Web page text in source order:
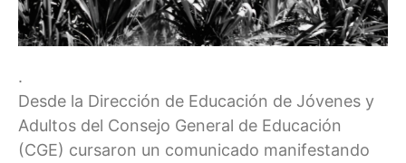
.
Desde la Dirección de Educación de Jóvenes y
Adultos del Consejo General de Educación
(CGE) cursaron un comunicado manifestando